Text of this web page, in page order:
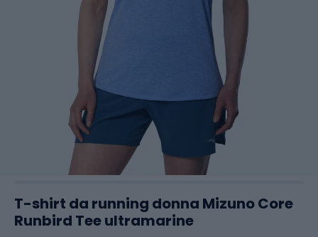
T-shirt da running donna Mizuno Core
Runbird Tee ultramarine